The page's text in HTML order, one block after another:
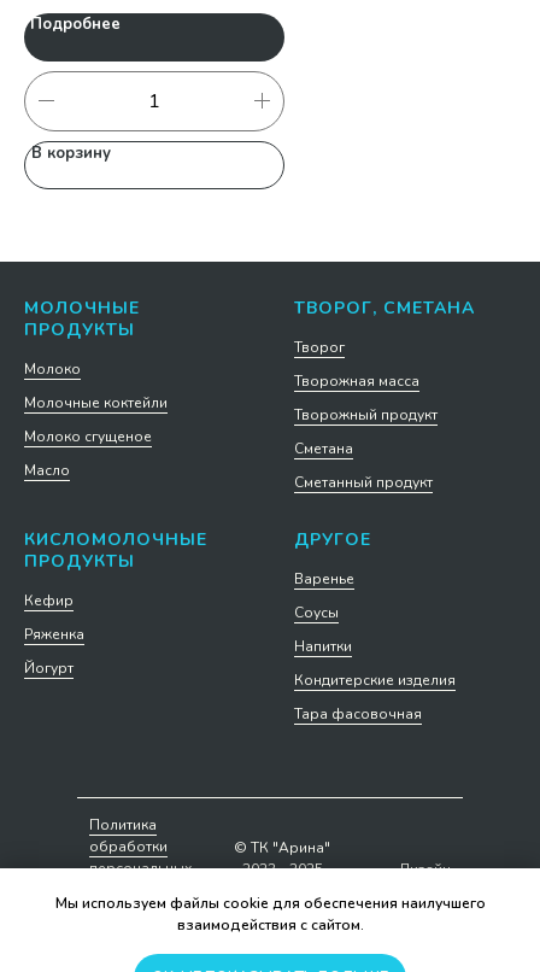
Мы используем файлы cookie для обеспечения наилучшего
взаимодействия с сайтом.
Подробнее
В корзину
МОЛОЧНЫЕ
ПРОДУКТЫ
Молоко
Молочные коктейли
Молоко сгущеное
Масло
ТВОРОГ, СМЕТАНА
Творог
Творожная масса
Творожный продукт
Сметана
Сметанный продукт
КИСЛОМОЛОЧНЫЕ
ПРОДУКТЫ
Кефир
Ряженка
Йогурт
ДРУГОЕ
Варенье
Соусы
Напитки
Кондитерские изделия
Тара фасовочная
Политика
обработки
персональных
Дизайн
© ТК "Арина"
2023 - 2025